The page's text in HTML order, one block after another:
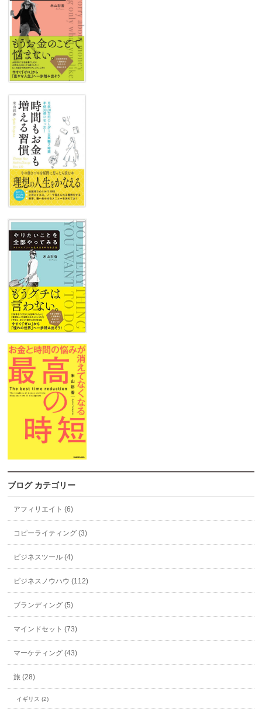
ブログ カテゴリー
アフィリエイト (6)
コピーライティング (3)
ビジネスツール (4)
ビジネスノウハウ (112)
ブランディング (5)
マインドセット (73)
マーケティング (43)
旅 (28)
イギリス (2)